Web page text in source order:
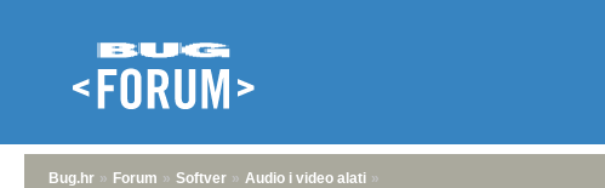
Bug.hr » Forum » Softver » Audio i video alati »